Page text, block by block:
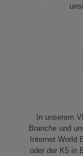
In unserem
Branche und
Internet World
oder der K5 in